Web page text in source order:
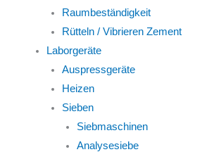
Raumbeständigkeit
Rütteln / Vibrieren Zement
Laborgeräte
Auspressgeräte
Heizen
Sieben
Siebmaschinen
Analysesiebe